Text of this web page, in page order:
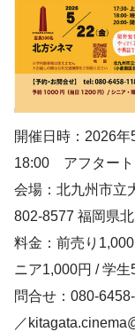
開催日時：2026
18:00 アフタート
会場：北九州市立
802-8577 福岡県
料金：前売り
ニア1,000円 / 学
問合せ：080-
／